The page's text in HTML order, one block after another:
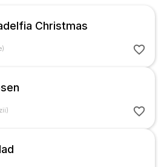
Christmas
)
)